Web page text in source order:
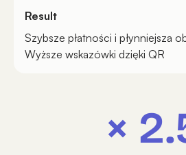
Result
Szybsze płatności i płynniejsza
Wyższe wskazówki dzięki QR
×